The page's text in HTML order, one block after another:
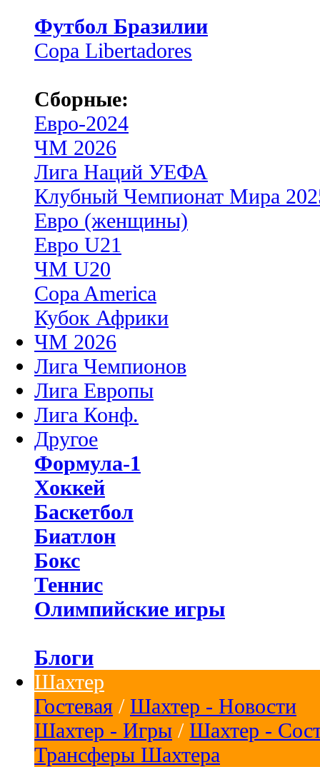
Футбол Бразилии
Copa Libertadores
Сборные:
Евро-2024
ЧМ 2026
Лига Наций УЕФА
Клубный Чемпионат Мира
Евро (женщины)
Евро U21
ЧМ U20
Copa America
Кубок Африки
ЧМ 2026
Лига Чемпионов
Лига Европы
Лига Конф.
Другое
Формула-1
Хоккей
Баскетбол
Биатлон
Бокс
Теннис
Олимпийские игры
Блоги
Шахтер
Гостевая / Шахтер - Новости
Шахтер - Игры / Шахтер -
Трансферы Шахтера